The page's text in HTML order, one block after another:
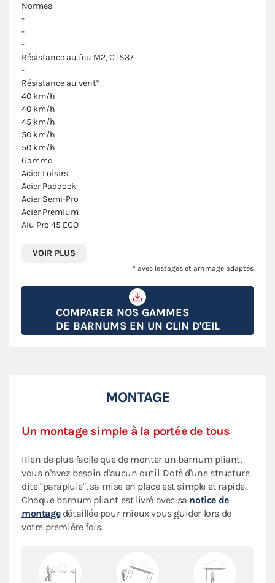
Normes
-
-
-
Résistance au feu M2, CTS37
-
Résistance au vent*
40 km/h
40 km/h
45 km/h
50 km/h
50 km/h
Gamme
Acier Loisirs
Acier Paddock
Acier Semi-Pro
Acier Premium
Alu Pro 45 ECO
VOIR PLUS
* avec lestages et arrimage adaptés
COMPARER NOS GAMMES
DE BARNUMS EN UN CLIN D'ŒIL
MONTAGE
Un montage simple à la portée de tous
Rien de plus facile que de monter un barnum pliant,
vous n'avez besoin d'aucun outil. Doté d'une structure
dite "parapluie", sa mise en place est simple et rapide.
Chaque barnum pliant est livré avec sa notice de
montagedétaillée pour mieux vous guider lors de
votre première fois.